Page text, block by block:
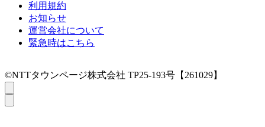
利用規約
お知らせ
運営会社について
緊急時はこちら
©NTTタウンページ株式会社 TP25-193号【261029】